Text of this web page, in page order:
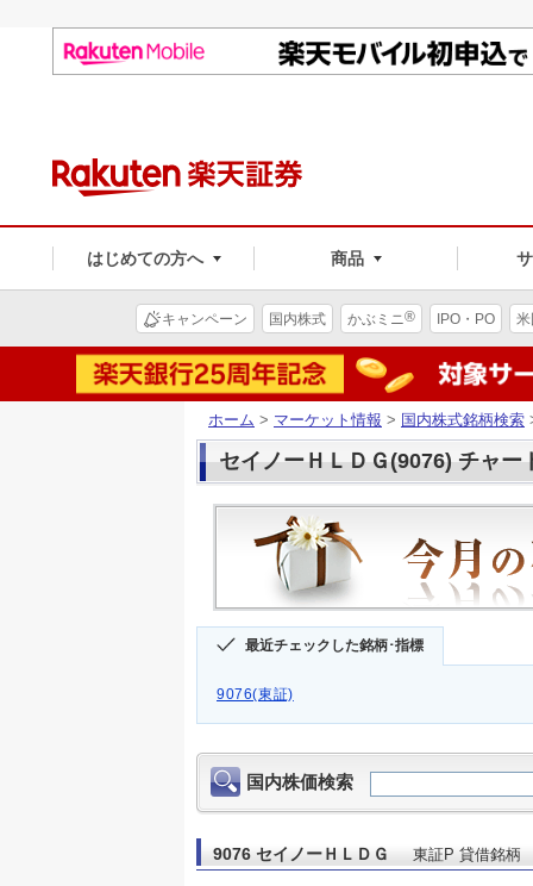
はじめての方へ 商品
キャンペーン 国内株式 かぶミニ® IPO・PO
ホーム > マーケット情報 > 国内株式銘柄検索
セイノーＨＬＤＧ(9076) チャー
最近チェックした銘柄･指標
9076(東証)